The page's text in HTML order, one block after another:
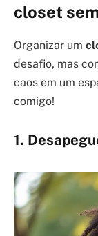
closet
Organizar um
desafio, mas
caos em um
comigo!
1.